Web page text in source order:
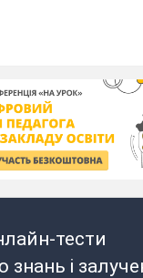
тести
і